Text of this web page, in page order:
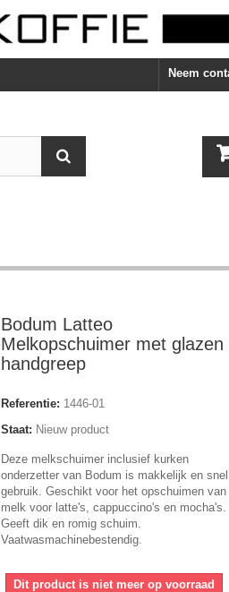
Neem
Bodum Latteo
Melkopschuimer met glazen
handgreep
Referentie: 1446-­01
Staat: Nieuw product
Deze melkschuimer inclusief kurken
onderzetter van Bodum is makkelijk en
gebruik. Geschikt voor het opschuimen van
melk voor latte's, cappuccino's en mocha's.
Geeft dik en romig schuim.
Vaatwasmachinebestendig.
Dit product is niet meer op voorraad